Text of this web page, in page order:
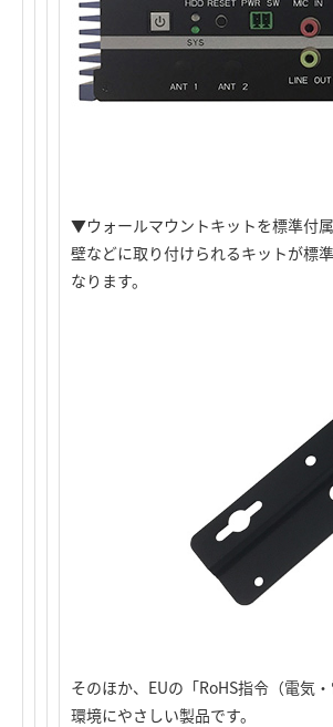
▼ウォールマウントキットを標準付属
壁などに取り付けられるキットが標
なります。
そのほか、EUの「RoHS指令（電気
環境にやさしい製品です。